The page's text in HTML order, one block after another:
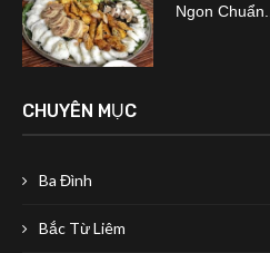
Ngon Chuẩn...
CHUYÊN MỤC
Ba Đình
Bắc Từ Liêm